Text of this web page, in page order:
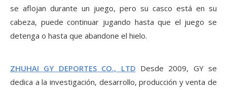
se aflojan durante un juego, pero su casco está en su
cabeza, puede continuar jugando hasta que el juego se
detenga o hasta que abandone el hielo.
ZHUHAI GY DEPORTES CO., LTD Desde 2009, GY se
dedica a la investigación, desarrollo, producción y venta de